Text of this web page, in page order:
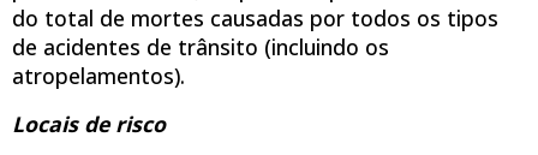
do total de mortes causadas por todos os tipos
de acidentes de trânsito (incluindo os
atropelamentos).
Locais de risco